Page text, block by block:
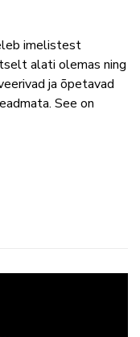
imelistest
alati olemas ning
ja õpetavad
See on